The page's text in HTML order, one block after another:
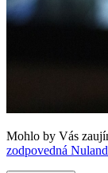
Mohlo by Vás
zodpovedná